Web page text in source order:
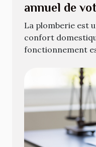
annuel de
plomberie
La plomberie est
confort
fonctionnement